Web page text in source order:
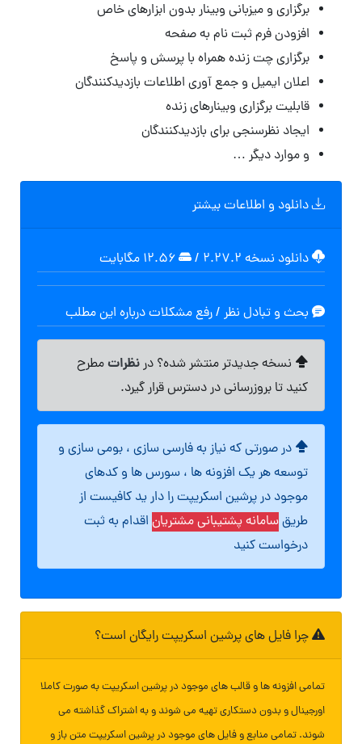
برگزاری و میزبانی وبینار بدون ابزارهای خاص
افزودن فرم ثبت نام به صفحه
برگزاری چت زنده همراه با پرسش و پاسخ
اعلان ایمیل و جمع آوری اطلاعات بازدیدکنندگان
قابلیت برگزاری وبینارهای زنده
ایجاد نظرسنجی برای بازدیدکنندگان
و موارد دیگر …
دانلود و اطلاعات بیشتر
دانلود نسخه ۲.۲۷.۲ /
بحث و تبادل نظر / رفع مشکلات درباره این مطلب
نسخه جدیدتر منتشر شده؟ درنظراتمطرح
کنید تا بروزرسانی در دسترس قرار گیرد.
در صورتی که نیاز به فارسی سازی ، بومی سازی و
توسعه هر یک افزونه ها ، سورس ها و کدهای
موجود در پرشین اسکریپت را دار ید کافیست از
طریقسامانه پشتیبانی مشتریان اقدام به ثبت
درخواست کنید
چرا فایل های پرشین اسکریپت رایگان است؟
تمامی افزونه ها و قالب های موجود در پرشین اسکریپت به صورت کاملا
اورجینال و بدون دستکاری تهیه می شوند و به اشتراک گذاشته می
شوند. تمامی منابع و فایل های موجود در پرشین اسکریپت متن باز و